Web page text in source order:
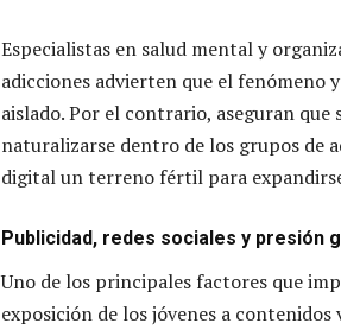
Especialistas en salud mental y
adicciones advierten que el fenómeno
aislado. Por el contrario, aseguran
naturalizarse dentro de los grupos de
digital un terreno fértil para
Publicidad, redes sociales y presión
Uno de los principales factores que
exposición de los jóvenes a